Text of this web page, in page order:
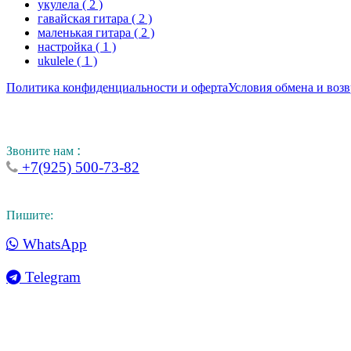
укулела ( 2 )
гавайская гитара ( 2 )
маленькая гитара ( 2 )
настройка ( 1 )
ukulele ( 1 )
Политика конфиденциальности и офертаУсловия обмена и
Звоните нам :
+7(925) 500-73-82
Пишите:
WhatsApp
Telegram